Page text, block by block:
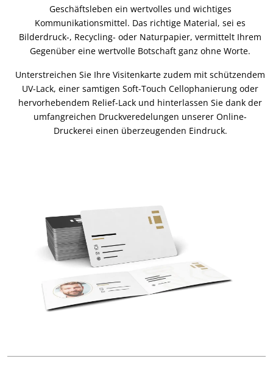
Geschäftsleben ein wertvolles und wichtiges
Kommunikationsmittel. Das richtige Material, sei es
Bilderdruck-, Recycling- oder Naturpapier, vermittelt Ihrem
Gegenüber eine wertvolle Botschaft ganz ohne Worte.
Unterstreichen Sie Ihre Visitenkarte zudem mit schützendem
UV-Lack, einer samtigen Soft-Touch Cellophanierung oder
hervorhebendem Relief-Lack und hinterlassen Sie dank der
umfangreichen Druckveredelungen unserer Online-
Druckerei einen überzeugenden Eindruck.